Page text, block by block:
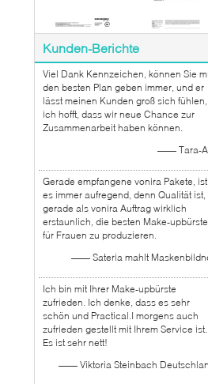
Kunden-Berichte
Viel Dank Kennzeichen, können Sie
den besten Plan geben immer, und er
lässt meinen Kunden groß sich fühlen,
ich hofft, dass wir neue Chance zur
Zusammenarbeit haben können.
—— Tara-
Gerade empfangene vonira Pakete, ist
es immer aufregend, denn Qualität ist,
gerade als vonira Auftrag wirklich
erstaunlich, die besten Make-
für Frauen zu produzieren.
—— Sateria mahlt
Ich bin mit Ihrer Make-upbürste
zufrieden. Ich denke, dass es sehr
schön und Practical.I morgens auch
zufrieden gestellt mit Ihrem Service ist.
Es ist sehr nett!
—— Viktoria Steinbach